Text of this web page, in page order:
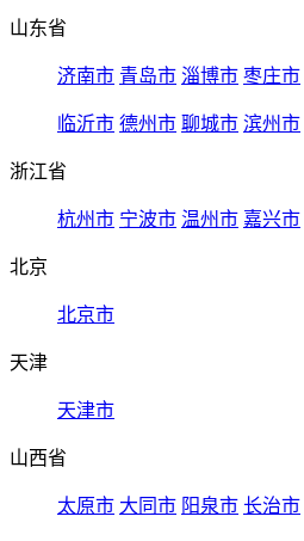
山东省
济南市 青岛市 淄博市 枣庄市
临沂市 德州市 聊城市 滨州市
浙江省
杭州市 宁波市 温州市 嘉兴市
北京
北京市
天津
天津市
山西省
太原市 大同市 阳泉市 长治市